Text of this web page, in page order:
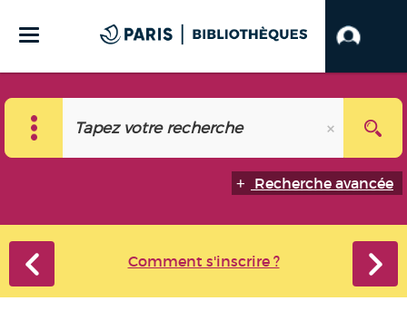
Recherche avancée
Comment s'inscrire ?